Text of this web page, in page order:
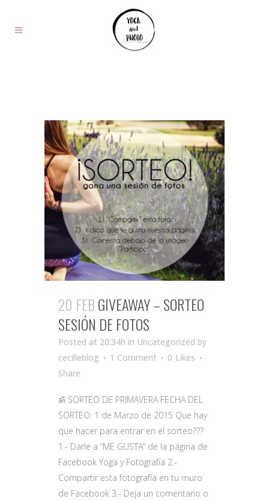
20 FEBGIVEAWAY – SORTEO
SESIÓN DE FOTOS
Posted at 20:34h in Uncategorized by
cecilleblog
1 Comment 0 Likes
Share
ॐ SORTEO DE PRIMAVERA FECHA DEL
SORTEO: 1 de Marzo de 2015 Que hay
que hacer para entrar en el sorteo???
1.- Darle a “ME GUSTA” de la página de
Facebook Yoga y Fotografía 2.-
Compartir esta fotografía en tu muro
de Facebook 3.- Deja un comentario o